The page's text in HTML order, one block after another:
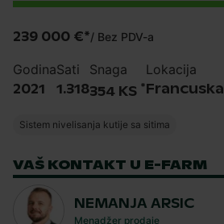
239 000 €*/ Bez PDV-a
Godina
2021
Sati
1.318
Snaga
354 KS *
Lokacija
Francuska
Sistem nivelisanja kutije sa sitima
VAŠ KONTAKT U E-FARM
NEMANJA ARSIC
Menadžer prodaje